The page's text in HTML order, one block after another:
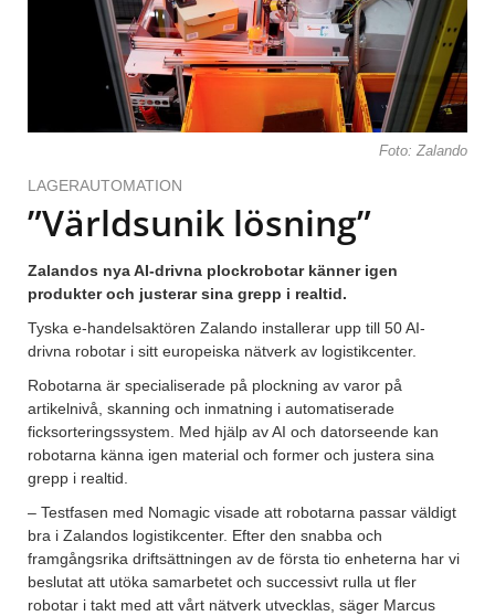
Foto: Zalando
LAGERAUTOMATION
”Världsunik lösning”
Zalandos nya AI-drivna plockrobotar känner igen
produkter och justerar sina grepp i realtid.
Tyska e-handelsaktören Zalando installerar upp till 50 AI-
drivna robotar i sitt europeiska nätverk av logistikcenter.
Robotarna är specialiserade på plockning av varor på
artikelnivå, skanning och inmatning i automatiserade
ficksorteringssystem. Med hjälp av AI och datorseende kan
robotarna känna igen material och former och justera sina
grepp i realtid.
– Testfasen med Nomagic visade att robotarna passar väldigt
bra i Zalandos logistikcenter. Efter den snabba och
framgångsrika driftsättningen av de första tio enheterna har vi
beslutat att utöka samarbetet och successivt rulla ut fler
robotar i takt med att vårt nätverk utvecklas, säger Marcus